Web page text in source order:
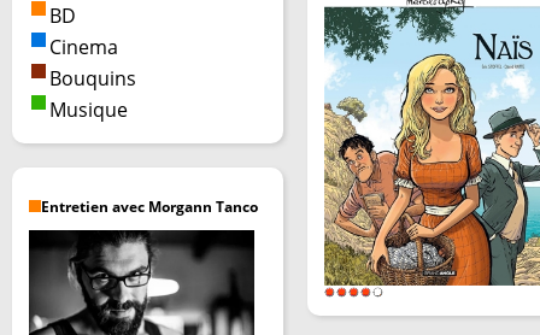
BD
Cinema
Bouquins
Musique
Entretien avec Morgann Tanco